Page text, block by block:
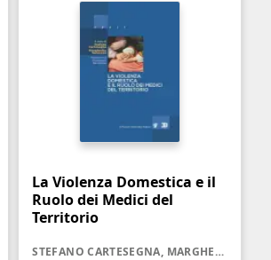
La Violenza Domestica e il
Ruolo dei Medici del
Territorio
STEFANO CARTESEGNA, MARGHERITA SARACENO